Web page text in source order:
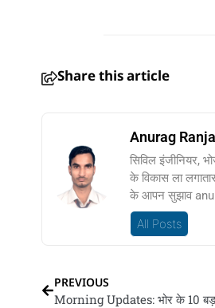
Share this article
Anurag
सिविल इंजीनियर,
के विकास ला
के आपन सुझाव
All Posts
PREVIOUS
Morning Updates: भोर के 10